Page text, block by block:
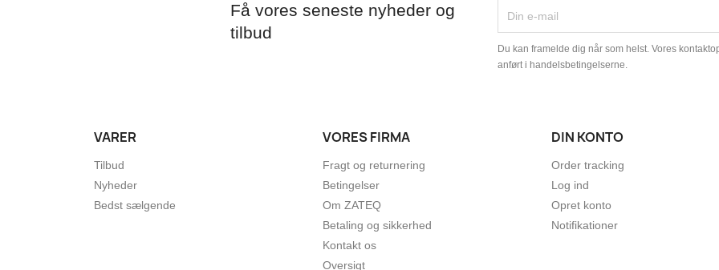
Få vores seneste nyheder og
tilbud
Du kan framelde dig når som helst. Vores
anført i handelsbetingelserne.
VARER
Tilbud
Nyheder
Bedst sælgende
VORES FIRMA
Fragt og returnering
Betingelser
Om ZATEQ
Betaling og sikkerhed
Kontakt os
Oversigt
DIN KONTO
Order tracking
Log ind
Opret konto
Notifikationer